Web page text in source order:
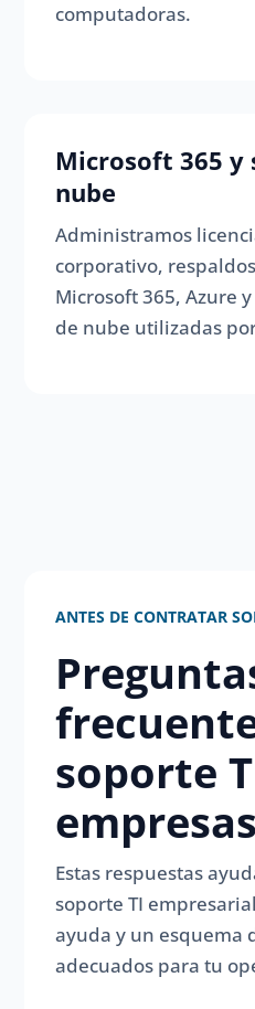
computadoras.
Microsoft 365 y
nube
Administramos
corporativo,
Microsoft 365, Azure
de nube utilizadas
ANTES DE CONTRATAR
soporte
empresas
Estas respuestas
soporte TI
ayuda y un esquema
adecuados para tu